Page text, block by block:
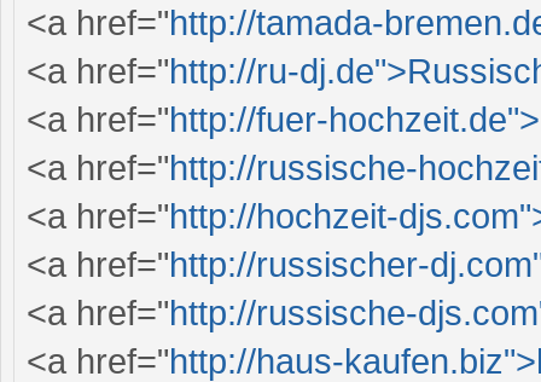
<a href="http://tamada-
<a href="http://ru-
<a href="http://fuer-
<a href="http://russische-
<a href="http://hochzeit-
<a href="http://russischer-
<a href="http://russische-
<a href="http://haus-